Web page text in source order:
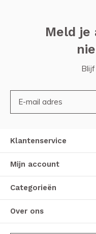
Meld je
Klantenservice
Mijn account
Categorieën
Over ons